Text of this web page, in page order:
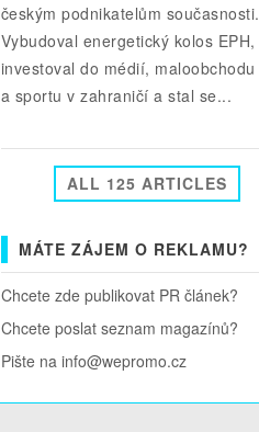
českým podnikatelům současnosti.
Vybudoval energetický kolos EPH,
investoval do médií, maloobchodu
a sportu v zahraničí a stal se...
ALL 125 ARTICLES
MÁTE ZÁJEM O REKLAMU?
Chcete zde publikovat PR článek?
Chcete poslat seznam magazínů?
Pište na info@wepromo.cz